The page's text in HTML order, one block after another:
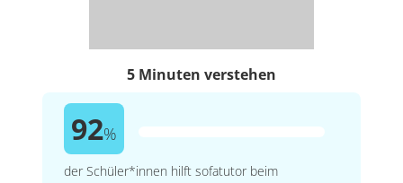
5 Minuten verstehen
92%
der Schüler*innen hilft sofatutor beim